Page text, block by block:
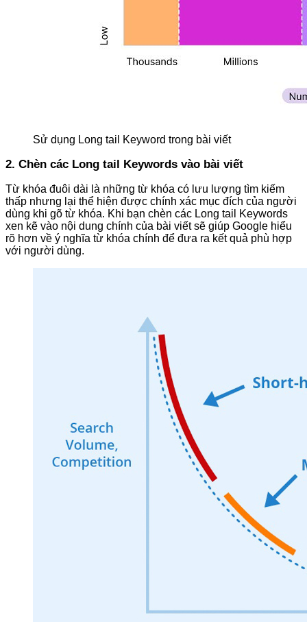
Sử dụng Long tail Keyword trong bài viết
2. Chèn các Long tail Keywords vào bài viết
Từ khóa đuôi dài là những từ khóa có lưu lượng tìm kiếm
thấp nhưng lại thể hiện được chính xác mục đích của người
dùng khi gõ từ khóa. Khi bạn chèn các Long tail Keywords
xen kẽ vào nội dung chính của bài viết sẽ giúp Google hiểu
rõ hơn về ý nghĩa từ khóa chính để đưa ra kết quả phù hợp
với người dùng.